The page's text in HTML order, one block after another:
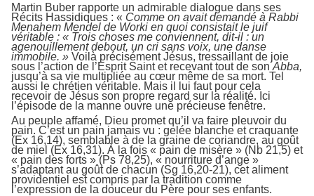
Martin Buber rapporte un admirable dialogue dans ses
Récits Hassidiques : « Comme on avait demandé à Rabbi
Menahem Mendel de Worki en quoi consistait le juif
véritable : « Trois choses me conviennent, dit-il : un
agenouillement debout, un cri sans voix, une danse
immobile. » Voilà précisément Jésus, tressaillant de joie
sous l’action de l’Esprit Saint et recevant tout de sonAbba,
jusqu’à sa vie multipliée au cœur même de sa mort. Tel
aussi le chrétien véritable. Mais il lui faut pour cela
recevoir de Jésus son propre regard sur la réalité. Ici
l’épisode de la manne ouvre une précieuse fenêtre.
Au peuple affamé, Dieu promet qu’il va faire pleuvoir du
pain. C’est un pain jamais vu : gelée blanche et craquante
(Ex 16,14), semblable à de la graine de coriandre, au goût
de miel (Ex 16,31). À la fois « pain de misère » (Nb 21,5) et
« pain des forts » (Ps 78,25), « nourriture d’ange »
s’adaptant au goût de chacun (Sg 16,20-21), cet aliment
providentiel est compris par la tradition comme
l’expression de la douceur du Père pour ses enfants.